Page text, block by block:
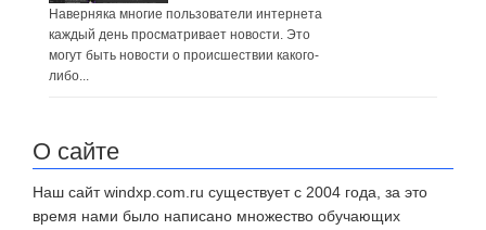
Наверняка многие пользователи интернета
каждый день просматривает новости. Это
могут быть новости о происшествии какого-
либо...
О сайте
Наш сайт windxp.com.ru существует с 2004 года, за это
время нами было написано множество обучающих